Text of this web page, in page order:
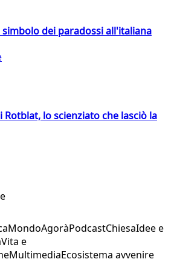
simbolo dei paradossi all'italiana
Rotblat, lo scienziato che lasciò la
MondoAgoràPodcastChiesaIdee e
Vita e
MultimediaEcosistema avvenire